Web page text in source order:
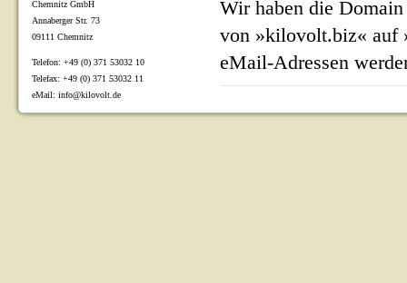
Wir haben die
von »kilovolt.biz« auf
eMail-Adressen
Chemnitz GmbH
Annaberger Str. 73
09111 Chemnitz
Telefon: +49 (0) 371 53032 10
Telefax: +49 (0) 371 53032 11
eMail: info@kilovolt.de